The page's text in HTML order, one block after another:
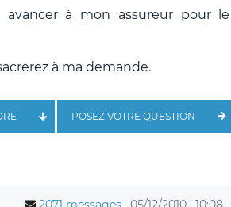
à mon assureur pour le
à ma demande.
POSEZ VOTRE QUESTION